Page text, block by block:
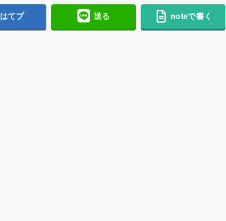
はてブ 送る noteで書く